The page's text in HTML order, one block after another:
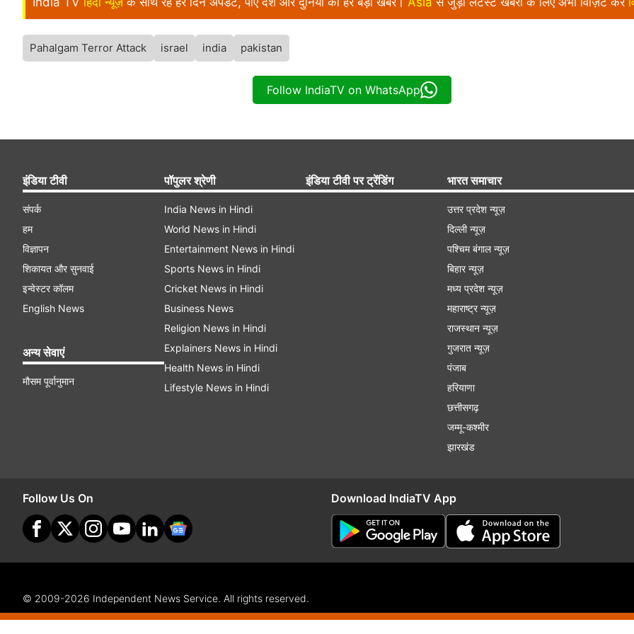
Pahalgam Terror Attack israel india pakistan
Follow IndiaTV on WhatsApp
इंडिया टीवी
संपर्क
हम
विज्ञापन
शिकायत और सुनवाई
इन्वेस्टर कॉलम
English News
अन्य सेवाएं
मौसम पूर्वानुमान
पॉपुलर श्रेणी
India News in Hindi
World News in Hindi
Entertainment News in Hindi
Sports News in Hindi
Cricket News in Hindi
Business News
Religion News in Hindi
Explainers News in Hindi
Health News in Hindi
Lifestyle News in Hindi
इंडिया टीवी पर ट्रेंडिंग भारत समाचार
उत्तर प्रदेश न्यूज़
दिल्ली न्यूज़
पश्चिम बंगाल न्यूज़
बिहार न्यूज़
मध्य प्रदेश न्यूज़
महाराष्ट्र न्यूज़
राजस्थान न्यूज़
गुजरात न्यूज़
पंजाब
हरियाणा
छत्तीसगढ़
जम्मू-कश्मीर
झारखंड
Follow Us On Download IndiaTV App
© 2009-2026 Independent News Service. All rights reserved.
Site Map
Terms Of Use Privacy Policy CSR Policy Complaint Redressal RSS RIO
Distribution